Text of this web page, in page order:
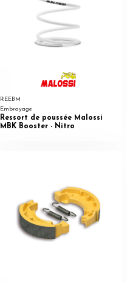
REEBM
Embrayage
Ressort de poussée Malossi
MBK Booster - Nitro